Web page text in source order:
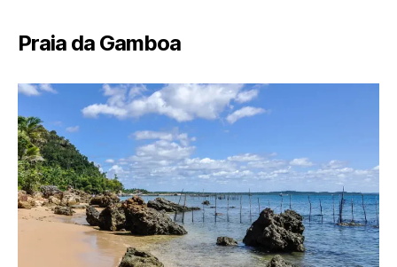
Praia da Gamboa